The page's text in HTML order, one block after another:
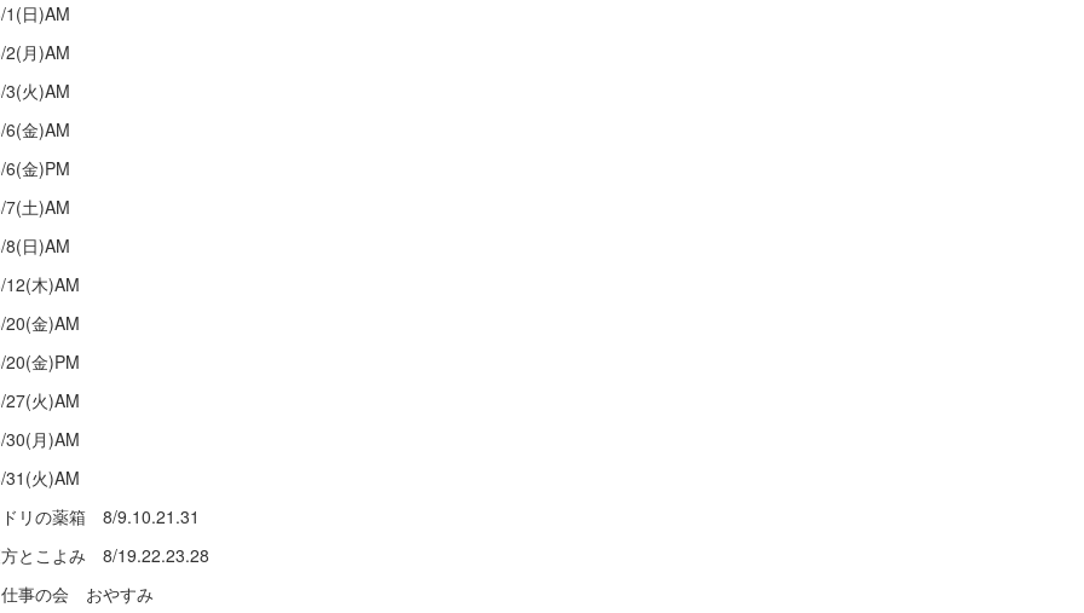
1(日)AM
2(月)AM
3(火)AM
6(金)AM
6(金)PM
7(土)AM
8(日)AM
12(木)AM
20(金)AM
20(金)PM
27(火)AM
30(月)AM
31(火)AM
リの薬箱 8/9.10.21.31
とこよみ 8/19.22.23.28
事の会 おやすみ